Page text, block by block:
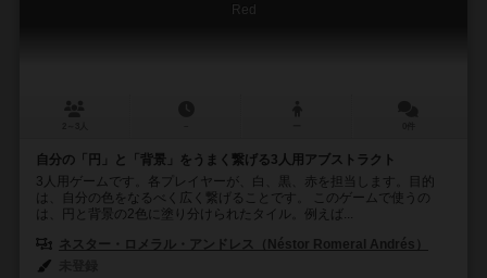
Red
自分の「円」と「背景」をうまく繋げる3人用アブストラクト
3人用ゲームです。各プレイヤーが、白、黒、赤を担当します。目的
は、自分の色をなるべく広く繋げることです。 このゲームで使うの
は、円と背景の2色に塗り分けられたタイル。例えば...
ネスター・ロメラル・アンドレス（Néstor Romeral Andrés）